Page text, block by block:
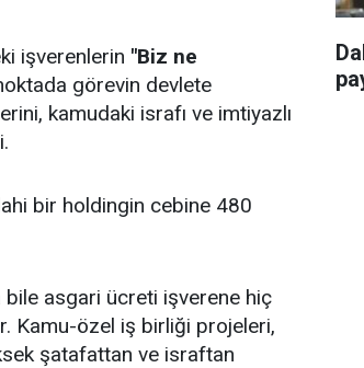
işverenlerin "Biz ne
görevin devlete
kamudaki israfı ve imtiyazlı
bir holdingin cebine 480
bile asgari ücreti işverene hiç
Kamu-özel iş birliği projeleri,
şatafattan ve israftan